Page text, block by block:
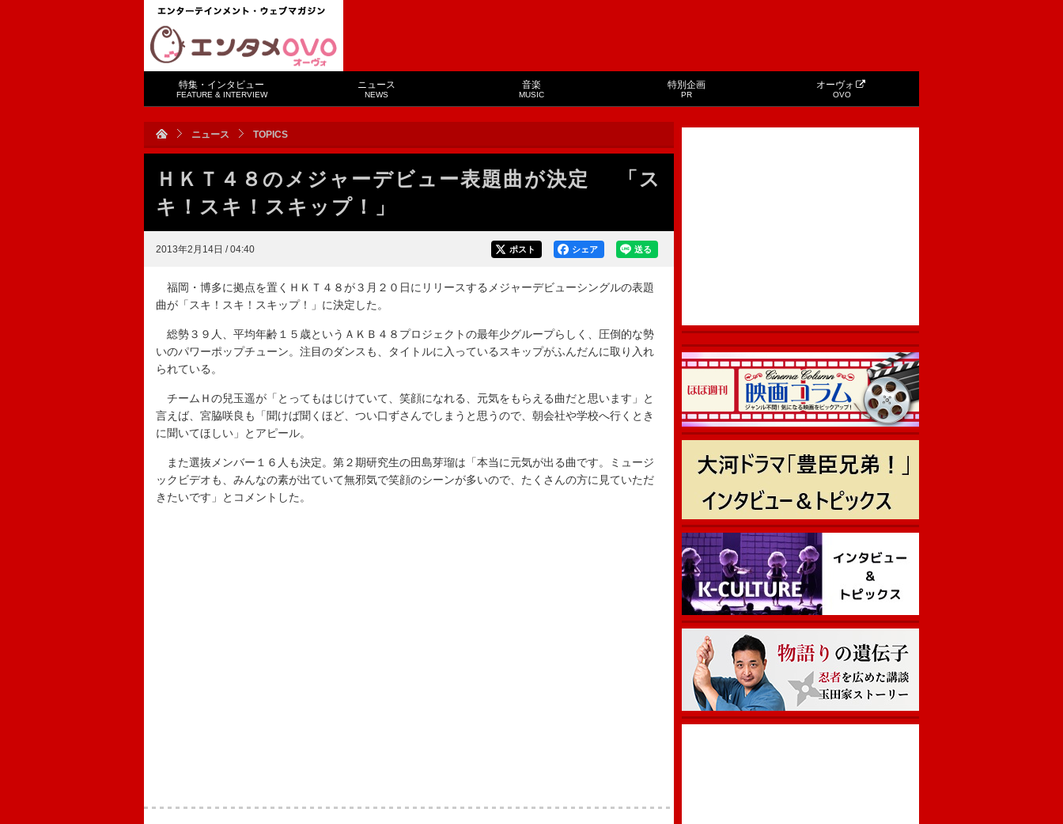
特集・インタビュー
FEATURE & INTERVIEW
ニュース
NEWS
音楽
MUSIC
特別企画
PR
オーヴォ
OVO
ニュース TOPICS
ＨＫＴ４８のメジャーデビュー表題曲が決定 「ス
キ！スキ！スキップ！」
2013年2月14日 / 04:40 送る
シェア
ポスト
福岡・博多に拠点を置くＨＫＴ４８が３月２０日にリリースするメジャーデビューシングルの表題
曲が「スキ！スキ！スキップ！」に決定した。
総勢３９人、平均年齢１５歳というＡＫＢ４８プロジェクトの最年少グループらしく、圧倒的な勢
いのパワーポップチューン。注目のダンスも、タイトルに入っているスキップがふんだんに取り入れ
られている。
チームＨの兒玉遥が「とってもはじけていて、笑顔になれる、元気をもらえる曲だと思います」と
言えば、宮脇咲良も「聞けば聞くほど、つい口ずさんでしまうと思うので、朝会社や学校へ行くとき
に聞いてほしい」とアピール。
また選抜メンバー１６人も決定。第２期研究生の田島芽瑠は「本当に元気が出る曲です。ミュージ
ックビデオも、みんなの素が出ていて無邪気で笑顔のシーンが多いので、たくさんの方に見ていただ
きたいです」とコメントした。